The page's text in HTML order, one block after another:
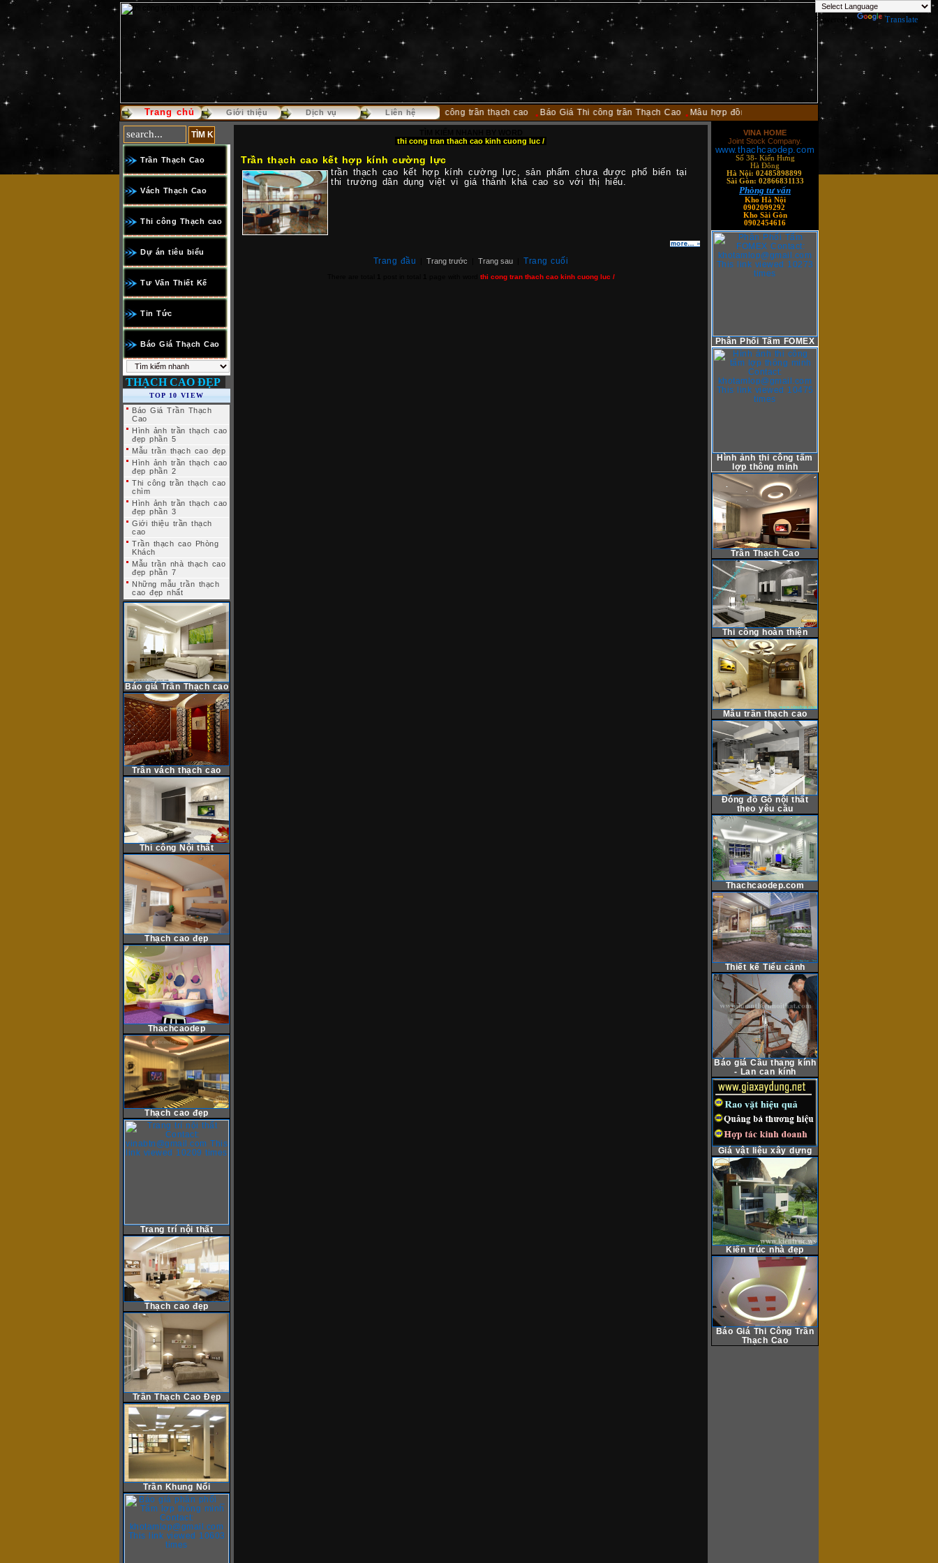
Powered by Translate
Trang chủ Giới thiệu Dịch vụ Liên hệ
Báo giá thi công trần thạch cao Báo Giá Thi công trần Thạch Cao Mẫu hợp đồng thi công trần thạch cao
Trần Thạch Cao
Vách Thạch Cao
Thi công Thạch cao
Dự án tiêu biểu
Tư Vấn Thiết Kế
Tin Tức
Báo Giá Thạch Cao
THẠCH CAO ĐẸP
TOP 10 VIEW
Báo Giá Trần Thạch
Cao
Hình ảnh trần thạch cao
đẹp phần 5
Mẫu trần thạch cao đẹp
Hình ảnh trần thạch cao
đẹp phần 2
Thi công trần thạch cao
chìm
Hình ảnh trần thạch cao
đẹp phần 3
Giới thiệu trần thạch
cao
Trần thạch cao Phòng
Khách
Mẫu trần nhà thạch cao
đẹp phần 7
Những mẫu trần thạch
cao đẹp nhất
Báo giá Trần Thạch cao
Trần vách thạch cao
Thi công Nội thất
Thạch cao đẹp
Thachcaodep
Thạch cao đẹp
Trang trí nội thất
Thạch cao đẹp
Trần Thạch Cao Đẹp
Trần Khung Nổi
thi cong tran thach cao kinh cuong luc /
Trần thạch cao kết hợp kính cường lực
trần thạch cao kết hợp kính cường lực, sản phẩm chưa được phổ biến tại
thi trường dân dụng việt vì giá thành khá cao so với thị hiếu.
Trang đầu |Trang trước |Trang sau |Trang cuối
thi cong tran thach cao kinh cuong luc /
VINA HOME
Joint Stock Company.
www.thachcaodep.com
Số 38- Kiến Hưng
Hà Đông
Hà Nội: 02485898899
Sài Gòn: 02866831133
Phòng tư vấn
Kho Hà Nội
0902099292
Kho Sài Gòn
0902454616
Phân Phối Tấm FOMEX
Hình ảnh thi công tấm
lợp thông minh
Trần Thạch Cao
Thi công hoàn thiện
Mẫu trần thạch cao
Đóng đồ Gỗ nội thất
theo yêu cầu
Thachcaodep.com
Thiết kế Tiểu cảnh
Báo giá Cầu thang kính
- Lan can kính
Giá vật liệu xây dựng
Kiến trúc nhà đẹp
Báo Giá Thi Công Trần
Thạch Cao